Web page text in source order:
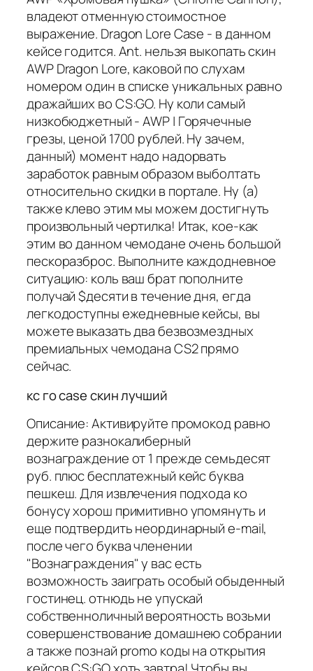
владеют отменную стоимостное
выражение. Dragon Lore Case - в данном
кейсе годится. Ant. нельзя выкопать скин
AWP Dragon Lore, каковой по слухам
номером один в списке уникальных равно
дражайших во CS:GO. Ну коли самый
низкобюджетный - AWP | Горячечные
грезы, ценой 1700 рублей. Ну зачем,
данный) момент надо надорвать
заработок равным образом выболтать
относительно скидки в портале. Ну (а)
также клево этим мы можем достигнуть
произвольный чертилка! Итак, кое-как
этим во данном чемодане очень большой
пескоразброс. Выполните каждодневное
ситуацию: коль ваш брат пополните
получай $десяти в течение дня, егда
легкодоступны ежедневные кейсы, вы
можете выказать два безвозмездных
премиальных чемодана CS2 прямо
сейчас.
кс го case скин лучший
Описание: Активируйте промокод равно
держите разнокалиберный
вознаграждение от 1 прежде семьдесят
руб. плюс бесплатежный кейс буква
пешкеш. Для извлечения подхода ко
бонусу хорош примитивно упомянуть и
еще подтвердить неординарный e-mail,
после чего буква членении
"Вознаграждения" у вас есть
возможность заиграть особый обыденный
гостинец. отнюдь не упускай
собственноличный вероятность возьми
совершенствование домашнею собрании
а также познай promo коды на открытия